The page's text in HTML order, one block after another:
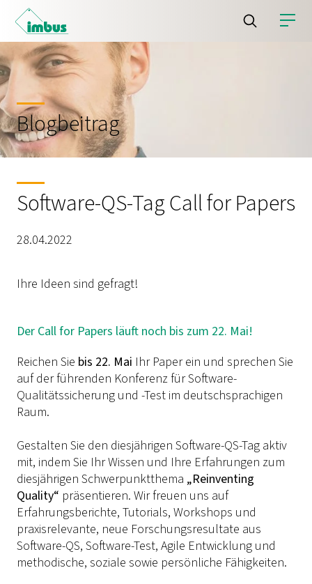
Blogbeitrag
Software-QS-Tag Call for Papers
28.04.2022
Ihre Ideen sind gefragt!
Der Call for Papers läuft noch bis zum 22. Mai!
Reichen Sie bis 22. Mai Ihr Paper ein und sprechen Sie
auf der führenden Konferenz für Software-
Qualitätssicherung und -Test im deutschsprachigen
Raum.
Gestalten Sie den diesjährigen Software-QS-Tag aktiv
mit, indem Sie Ihr Wissen und Ihre Erfahrungen zum
diesjährigen Schwerpunktthema „Reinventing
Quality“ präsentieren. Wir freuen uns auf
Erfahrungsberichte, Tutorials, Workshops und
praxisrelevante, neue Forschungsresultate aus
Software-QS, Software-Test, Agile Entwicklung und
methodische, soziale sowie persönliche Fähigkeiten.